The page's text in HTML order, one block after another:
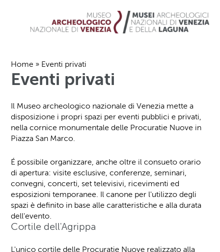
Home » Eventi privati
Eventi privati
Il Museo archeologico nazionale di Venezia mette a
disposizione i propri spazi per eventi pubblici e privati,
nella cornice monumentale delle Procuratie Nuove in
Piazza San Marco.
É possibile organizzare, anche oltre il consueto orario
di apertura: visite esclusive, conferenze, seminari,
convegni, concerti, set televisivi, ricevimenti ed
esposizioni temporanee. Il canone per l'utilizzo degli
spazi è definito in base alle caratteristiche e alla durata
dell'evento.
Cortile dell'Agrippa
L'unico cortile delle Procuratie Nuove realizzato alla